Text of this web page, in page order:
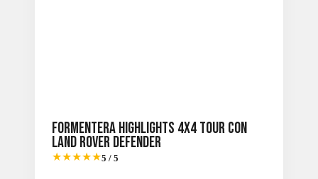
Formentera: scopri il nostro
pacchetto fast ferry + bici elettrica
★★★★4.4 / 5